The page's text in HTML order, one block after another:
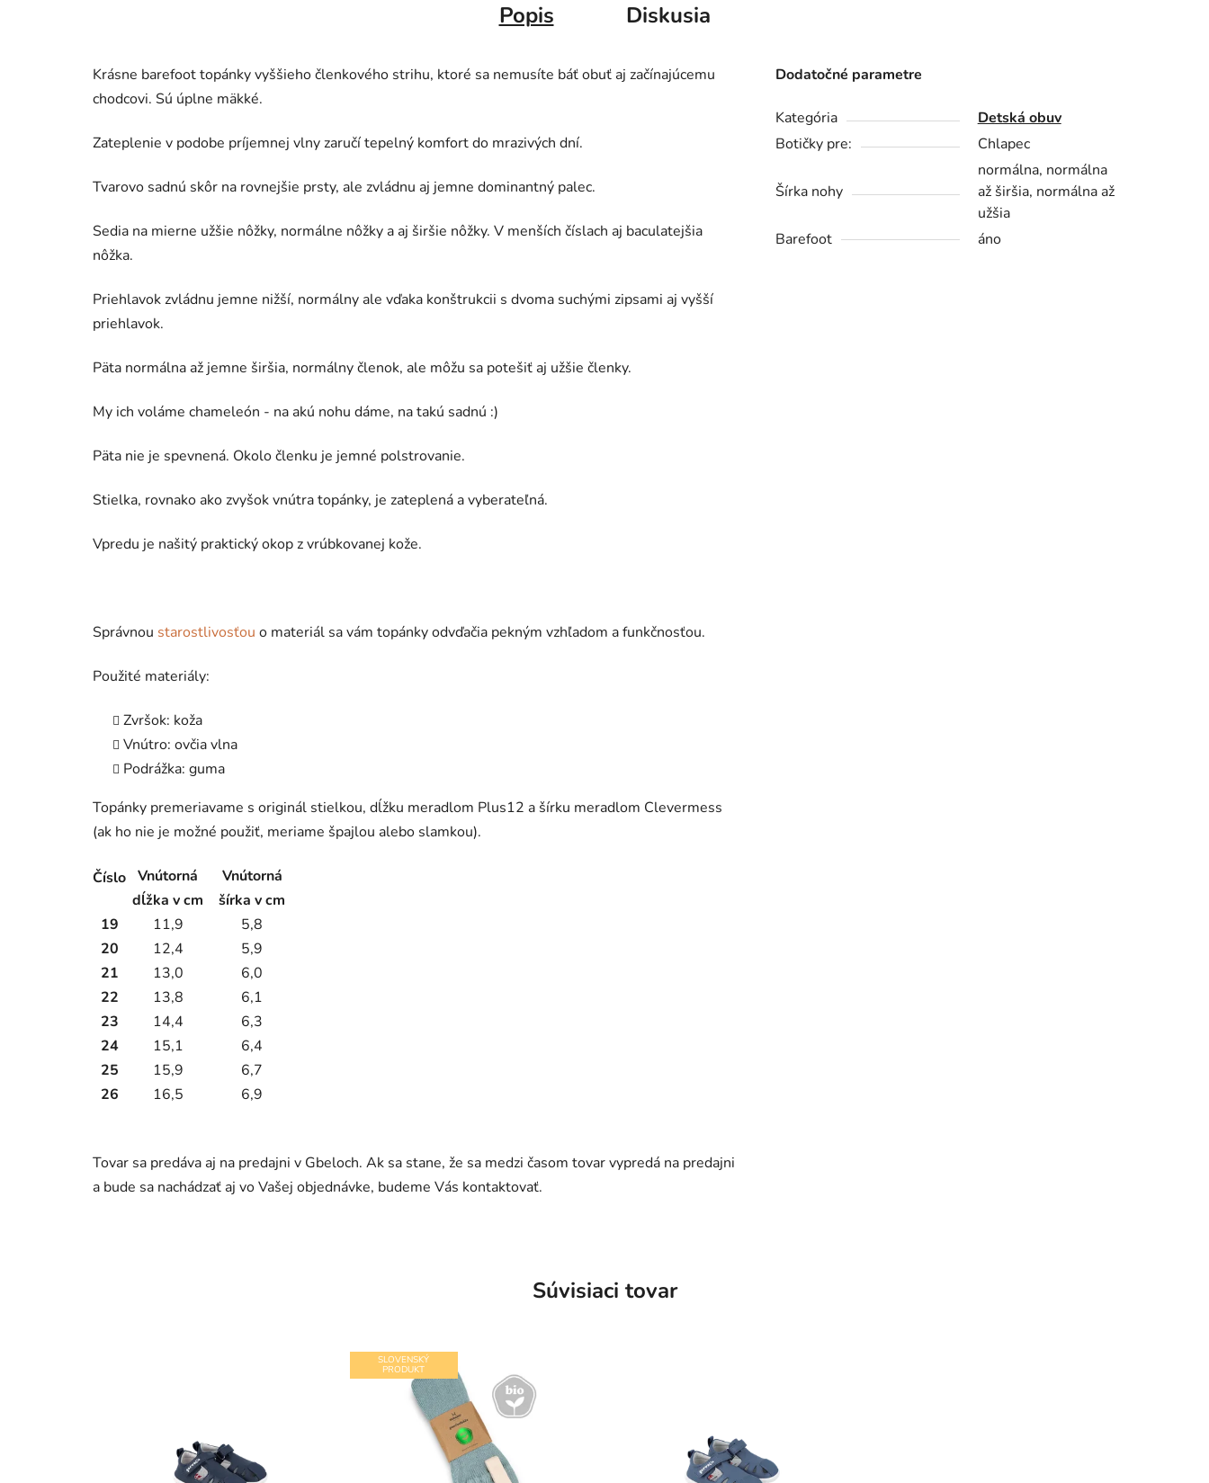
Popis Diskusia
Krásne barefoot topánky vyššieho členkového strihu, ktoré sa nemusíte báť obuť aj začínajúcemu
chodcovi. Sú úplne mäkké.
Zateplenie v podobe príjemnej vlny zaručí tepelný komfort do mrazivých dní.
Tvarovo sadnú skôr na rovnejšie prsty, ale zvládnu aj jemne dominantný palec.
Sedia na mierne užšie nôžky, normálne nôžky a aj širšie nôžky. V menších číslach aj baculatejšia
nôžka.
Priehlavok zvládnu jemne nižší, normálny ale vďaka konštrukcii s dvoma suchými zipsami aj vyšší
priehlavok.
Päta normálna až jemne širšia, normálny členok, ale môžu sa potešiť aj užšie členky.
My ich voláme chameleón - na akú nohu dáme, na takú sadnú :)
Päta nie je spevnená. Okolo členku je jemné polstrovanie.
Stielka, rovnako ako zvyšok vnútra topánky, je zateplená a vyberateľná.
Vpredu je našitý praktický okop z vrúbkovanej kože.
Správnou starostlivosťou o materiál sa vám topánky odvďačia pekným vzhľadom a funkčnosťou.
Použité materiály:
Zvršok: koža
Vnútro: ovčia vlna
Podrážka: guma
Topánky premeriavame s originál stielkou, dĺžku meradlom Plus12 a šírku meradlom Clevermess
(ak ho nie je možné použiť, meriame špajlou alebo slamkou).
Číslo Vnútorná
dĺžka v cm
Vnútorná
šírka v cm
19
11,9
5,8
20
12,4
5,9
21
13,0
6,0
22
13,8
6,1
23
14,4
6,3
24
15,1
6,4
25
15,9
6,7
26
16,5 6,9
Tovar sa predáva aj na predajni v Gbeloch. Ak sa stane, že sa medzi časom tovar vypredá na predajni
a bude sa nachádzať aj vo Vašej objednávke, budeme Vás kontaktovať.
Dodatočné parametre
Kategória
Detská obuv
Botičky pre:
Chlapec
Šírka nohy
normálna, normálna
až širšia, normálna až
užšia
Barefoot
áno
Súvisiaci tovar
SLOVENSKÝ
PRODUKT